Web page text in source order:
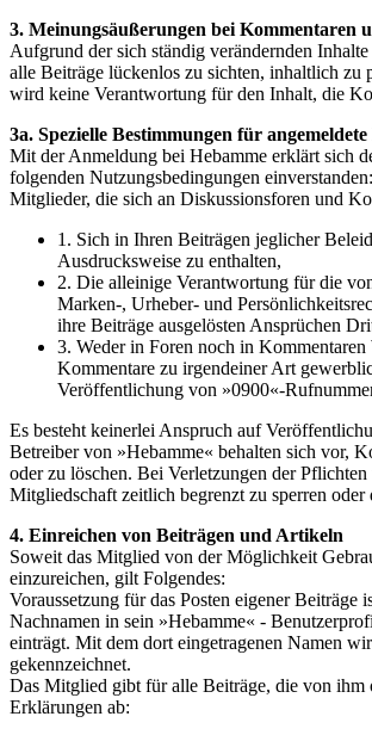
3. Meinungsäußerungen bei Kommentaren
Aufgrund der sich ständig verändernden
alle Beiträge lückenlos zu sichten, inhaltlich zu
wird keine Verantwortung für den Inhalt, die
3a. Spezielle Bestimmungen für
Mit der Anmeldung bei Hebamme erklärt sich
folgenden Nutzungsbedingungen einverstanden:
Mitglieder, die sich an Diskussionsforen und
1. Sich in Ihren Beiträgen jeglicher
Ausdrucksweise zu enthalten,
2. Die alleinige Verantwortung für die
Marken-, Urheber- und
ihre Beiträge ausgelösten Ansprüchen
3. Weder in Foren noch in
Kommentare zu irgendeiner Art
Veröffentlichung von »0900«-
Es besteht keinerlei Anspruch auf
Betreiber von »Hebamme« behalten sich vor,
oder zu löschen. Bei Verletzungen der
Mitgliedschaft zeitlich begrenzt zu sperren oder
4. Einreichen von Beiträgen und Artikeln
Soweit das Mitglied von der Möglichkeit
einzureichen, gilt Folgendes:
Voraussetzung für das Posten eigener
Nachnamen in sein »Hebamme« -
einträgt. Mit dem dort eingetragenen Namen
gekennzeichnet.
Das Mitglied gibt für alle Beiträge, die von
Erklärungen ab: